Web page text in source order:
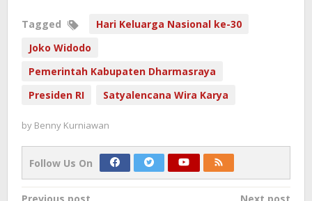
Tagged
Hari Keluarga Nasional ke-30
Joko Widodo
Pemerintah Kabupaten Dharmasraya
Presiden RI
Satyalencana Wira Karya
by Benny Kurniawan
Follow Us On